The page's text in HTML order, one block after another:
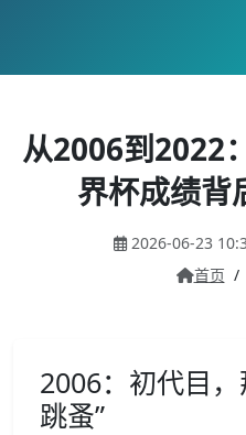
从2006到2022
界杯成绩背
2026-06-23
首页 /
2006：初代目
跳蚤”